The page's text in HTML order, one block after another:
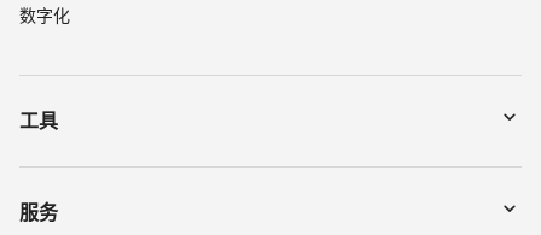
数字化
工具
下载
通过序列号搜索仪表
服务